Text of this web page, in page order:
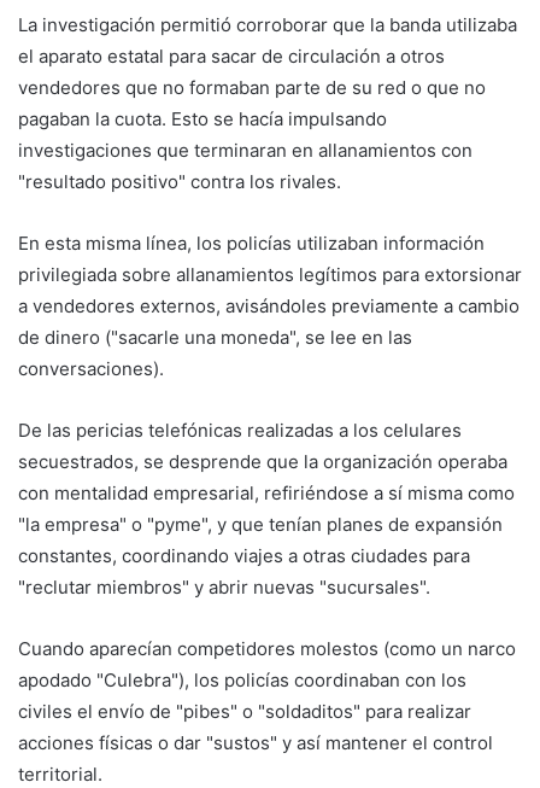
La investigación permitió corroborar que la banda utilizaba
el aparato estatal para sacar de circulación a otros
vendedores que no formaban parte de su red o que no
pagaban la cuota. Esto se hacía impulsando
investigaciones que terminaran en allanamientos con
"resultado positivo" contra los rivales.
En esta misma línea, los policías utilizaban información
privilegiada sobre allanamientos legítimos para extorsionar
a vendedores externos, avisándoles previamente a cambio
de dinero ("sacarle una moneda", se lee en las
conversaciones).
De las pericias telefónicas realizadas a los celulares
secuestrados, se desprende que la organización operaba
con mentalidad empresarial, refiriéndose a sí misma como
"la empresa" o "pyme", y que tenían planes de expansión
constantes, coordinando viajes a otras ciudades para
"reclutar miembros" y abrir nuevas "sucursales".
Cuando aparecían competidores molestos (como un narco
apodado "Culebra"), los policías coordinaban con los
civiles el envío de "pibes" o "soldaditos" para realizar
acciones físicas o dar "sustos" y así mantener el control
territorial.